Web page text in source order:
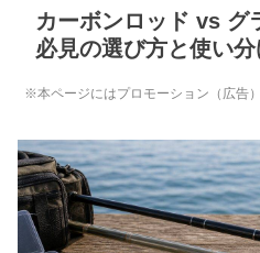
カーボンロッド vs グ
必見の選び方と使い分
※本ページにはプロモーション（広告